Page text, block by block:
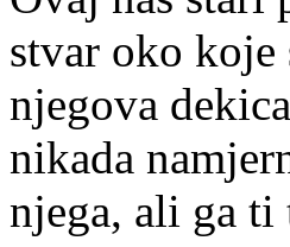
stvar oko koje
njegova
nikada
njega, ali ga ti